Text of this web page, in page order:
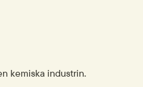
kemiska industrin.